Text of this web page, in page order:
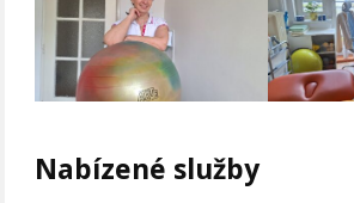
Nabízené služby